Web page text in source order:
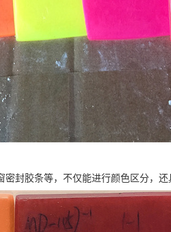
封胶条等，不仅能进行颜色区分，